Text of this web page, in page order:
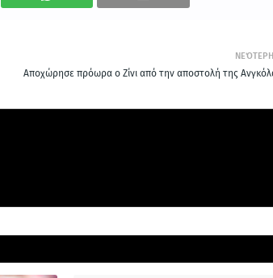
ΝΕΌΤΕΡΗ
Αποχώρησε πρόωρα ο Ζίνι από την αποστολή της